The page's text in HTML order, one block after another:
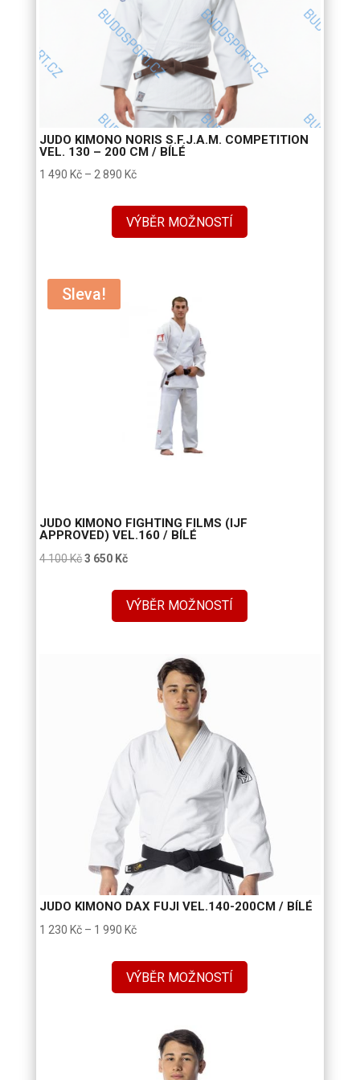
JUDO KIMONO NORIS S.F.J.A.M. COMPETITION
VEL. 130 – 200 CM / BÍLÉ
1 490 Kč – 2 890 KčRozpětí
1
490 Kč
VÝBĚR MOŽNOSTÍ
Sleva!
JUDO KIMONO FIGHTING FILMS (IJF
APPROVED) VEL.160 / BÍLÉ
4 100KčPůvodní
3 650 KčAktuální
je:
3
VÝBĚR MOŽNOSTÍ
JUDO KIMONO DAX FUJI VEL.140-200CM / BÍLÉ
1 230 Kč – 1 990 KčRozpětí
1
230 Kč
990 Kč
VÝBĚR MOŽNOSTÍ